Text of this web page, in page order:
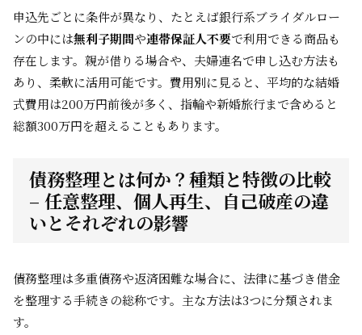
申込先ごとに条件が異なり、たとえば銀行系ブライダルロー
ンの中には無利子期間や連帯保証人不要で利用できる商品も
存在します。親が借りる場合や、夫婦連名で申し込む方法も
あり、柔軟に活用可能です。費用別に見ると、平均的な結婚
式費用は200万円前後が多く、指輪や新婚旅行まで含めると
総額300万円を超えることもあります。
債務整理とは何か？種類と特徴の比較
– 任意整理、個人再生、自己破産の違
いとそれぞれの影響
債務整理は多重債務や返済困難な場合に、法律に基づき借金
を整理する手続きの総称です。主な方法は3つに分類されま
す。